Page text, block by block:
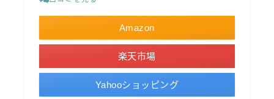
Amazon
楽天市場
Yahooショッピング